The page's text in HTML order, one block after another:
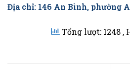
Địa chỉ: 146 An Bình, phường
Tổng lượt: 1248 ,